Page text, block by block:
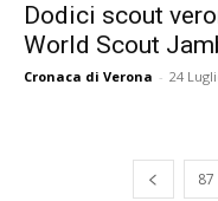
Dodici scout
World Scout
Cronaca di Verona - 24
87